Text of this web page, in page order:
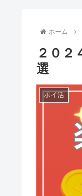
ホーム
２０２
選
ポイ活